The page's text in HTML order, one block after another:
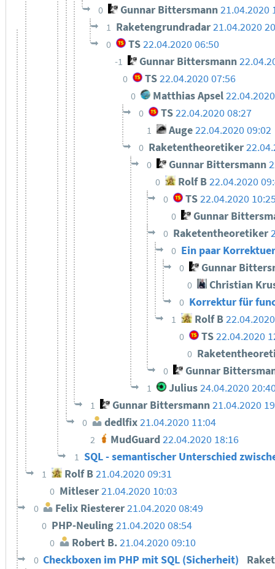
0 Gunnar Bittersmann21.04.2020
1 Raketengrundradar21.04.2020
0 TS22.04.2020 06:50
-1 Gunnar Bittersmann
0 TS 22.04.2020 07:56
0 Matthias Apsel
0 TS22.04.2020 08:27
1 Auge22.04.2020 09:02
0 Raketentheoretiker
0 Gunnar Bittersmann
0 Rolf B22.04.2020
0 TS 22.04.2020
0 Gunnar
0 Raketentheoretiker
0 Ein paar
0 Gunnar
0 Christian
0 Korrektur für
1 Rolf B
0 TS22.04.2020
0
0 Gunnar
1 Julius24.04.2020
1 Gunnar Bittersmann21.04.2020
0 dedlfix 21.04.2020 11:04
2 MudGuard 22.04.2020 18:16
1 SQL - semantischer Unterschied
1 Rolf B21.04.2020 09:31
0 Mitleser21.04.2020 10:03
0 Felix Riesterer21.04.2020 08:49
0 PHP-Neuling21.04.2020 08:54
0 Robert B.21.04.2020 09:10
0 Checkboxen im PHP mit SQL (Sicherheit)